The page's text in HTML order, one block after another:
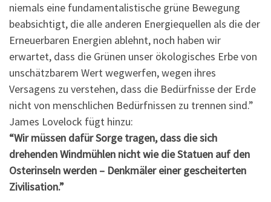
niemals eine fundamentalistische grüne Bewegung
beabsichtigt, die alle anderen Energiequellen als die der
Erneuerbaren Energien ablehnt, noch haben wir
erwartet, dass die Grünen unser ökologisches Erbe von
unschätzbarem Wert wegwerfen, wegen ihres
Versagens zu verstehen, dass die Bedürfnisse der Erde
nicht von menschlichen Bedürfnissen zu trennen sind.”
James Lovelock fügt hinzu:
“Wir müssen dafür Sorge tragen, dass die sich
drehenden Windmühlen nicht wie die Statuen auf den
Osterinseln werden – Denkmäler einer gescheiterten
Zivilisation.”